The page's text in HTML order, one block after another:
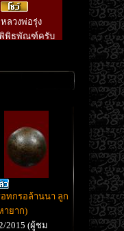
ลวงพ่อรุ่ง
พิธพัณฑ์ครับ
อทกรอล้านนา ลูก
ายาก)
2015 (ผู้ชม